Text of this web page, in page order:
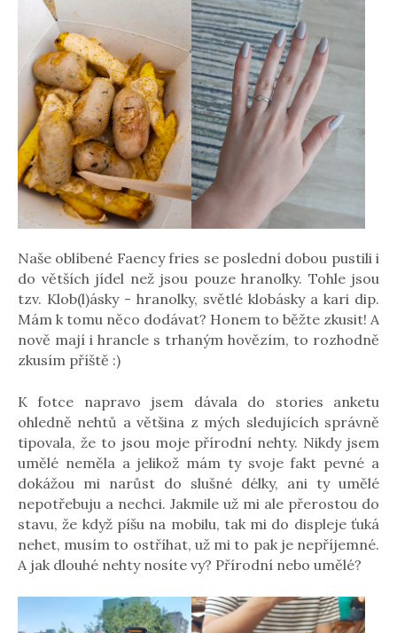
Naše oblíbené Faency fries se poslední dobou pustili i
do větších jídel než jsou pouze hranolky. Tohle jsou
tzv. Klob(l)ásky - hranolky, světlé klobásky a kari dip.
Mám k tomu něco dodávat? Honem to běžte zkusit! A
nově mají i hrancle s trhaným hovězím, to rozhodně
zkusím příště :)
K fotce napravo jsem dávala do stories anketu
ohledně nehtů a většina z mých sledujících správně
tipovala, že to jsou moje přírodní nehty. Nikdy jsem
umělé neměla a jelikož mám ty svoje fakt pevné a
dokážou mi narůst do slušné délky, ani ty umělé
nepotřebuju a nechci. Jakmile už mi ale přerostou do
stavu, že když píšu na mobilu, tak mi do displeje ťuká
nehet, musím to ostříhat, už mi to pak je nepříjemné.
A jak dlouhé nehty nosíte vy? Přírodní nebo umělé?